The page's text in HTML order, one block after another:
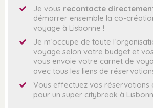
Je vous recontacte
démarrer ensemble la co-
voyage à Lisbonne !
Je m’occupe de toute
voyage selon votre budget et
vous envoie votre carnet de
avec tous les liens de
Vous effectuez vos réservations
pour un super citybreak à